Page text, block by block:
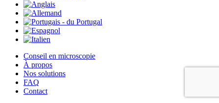
Conseil en microscopie
À propos
Nos solutions
FAQ
Contact